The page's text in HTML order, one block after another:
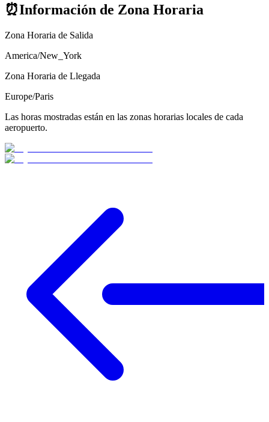
⏰Información de Zona Horaria
Zona Horaria de Salida
America/New_York
Zona Horaria de Llegada
Europe/Paris
Las horas mostradas están en las zonas horarias locales de cada
aeropuerto.